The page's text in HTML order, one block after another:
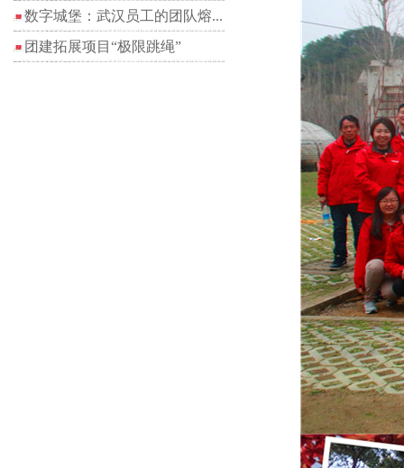
数字城堡：武汉员工的团队熔...
团建拓展项目“极限跳绳”